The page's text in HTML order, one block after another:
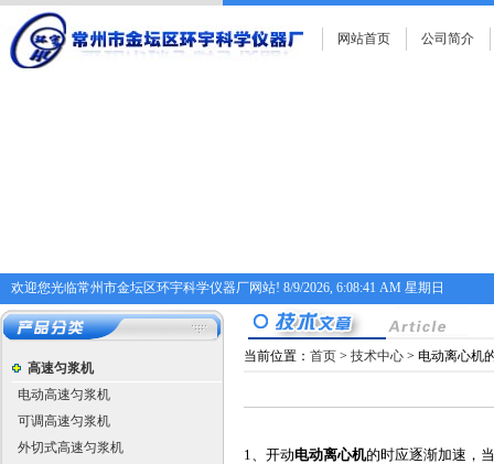
网站首页 公司简介
欢迎您光临常州市金坛区环宇科学仪器厂网站! 8/9/2026, 6:08:41 AM 星期日
高速匀浆机
电动高速匀浆机
可调高速匀浆机
外切式高速匀浆机
当前位置： 首页 > 技术中心 > 电动离心机
1、开动电动离心机的时应逐渐加速，